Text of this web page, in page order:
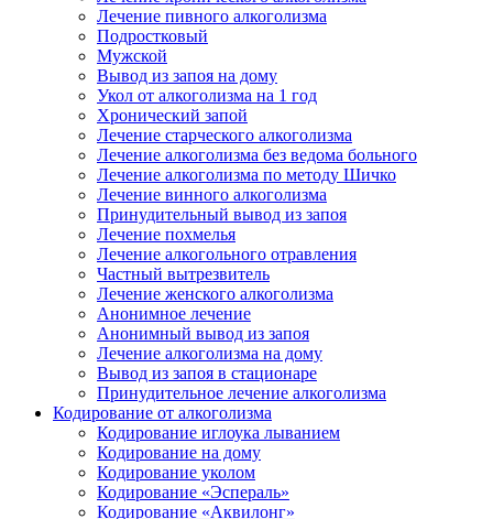
Лечение пивного алкоголизма
Подростковый
Мужской
Вывод из запоя на дому
Укол от алкоголизма на 1 год
Хронический запой
Лечение старческого алкоголизма
Лечение алкоголизма без ведома больного
Лечение алкоголизма по методу Шичко
Лечение винного алкоголизма
Принудительный вывод из запоя
Лечение похмелья
Лечение алкогольного отравления
Частный вытрезвитель
Лечение женского алкоголизма
Анонимное лечение
Анонимный вывод из запоя
Лечение алкоголизма на дому
Вывод из запоя в стационаре
Принудительное лечение алкоголизма
Кодирование от алкоголизма
Кодирование иглоука лыванием
Кодирование на дому
Кодирование уколом
Кодирование «Эспераль»
Кодирование «Аквилонг»